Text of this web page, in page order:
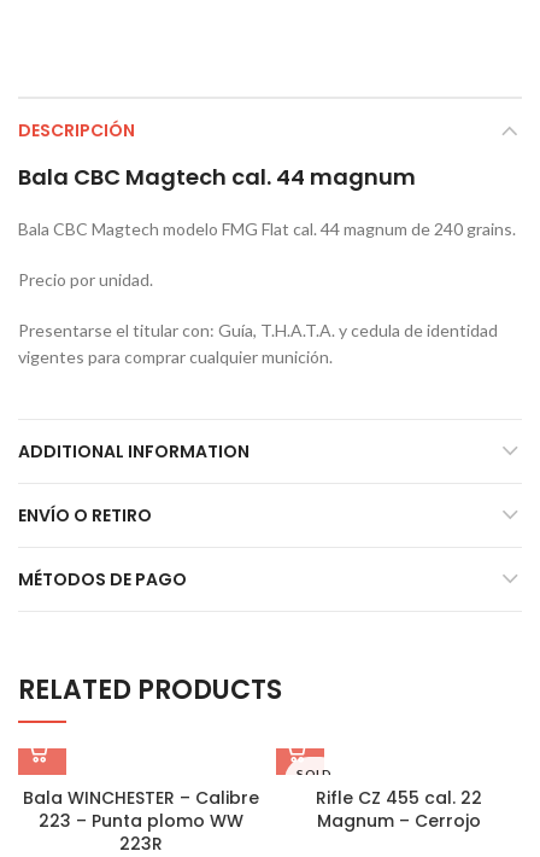
DESCRIPCIÓN
Bala CBC Magtech cal. 44 magnum
Bala CBC Magtech modelo FMG Flat cal. 44 magnum de 240 grains.
Precio por unidad.
Presentarse el titular con: Guía, T.H.A.T.A. y cedula de identidad
vigentes para comprar cualquier munición.
ADDITIONAL INFORMATION
ENVÍO O RETIRO
MÉTODOS DE PAGO
RELATED PRODUCTS
Bala WINCHESTER – Calibre
223 – Punta plomo WW
223R
SOLD
OUTRifle CZ 455 cal. 22
Magnum – Cerrojo